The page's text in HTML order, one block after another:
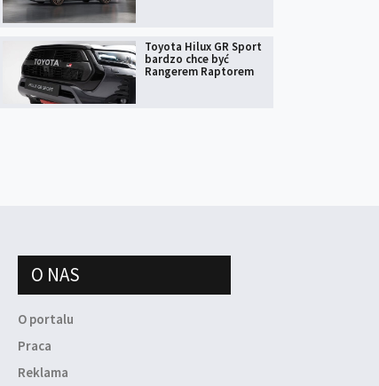
Toyota Hilux GR Sport
bardzo chce być
Rangerem Raptorem
O NAS
O portalu
Praca
Reklama